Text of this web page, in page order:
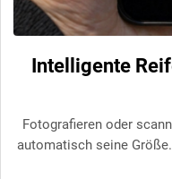
Intelligente
Fotografieren oder
automatisch seine